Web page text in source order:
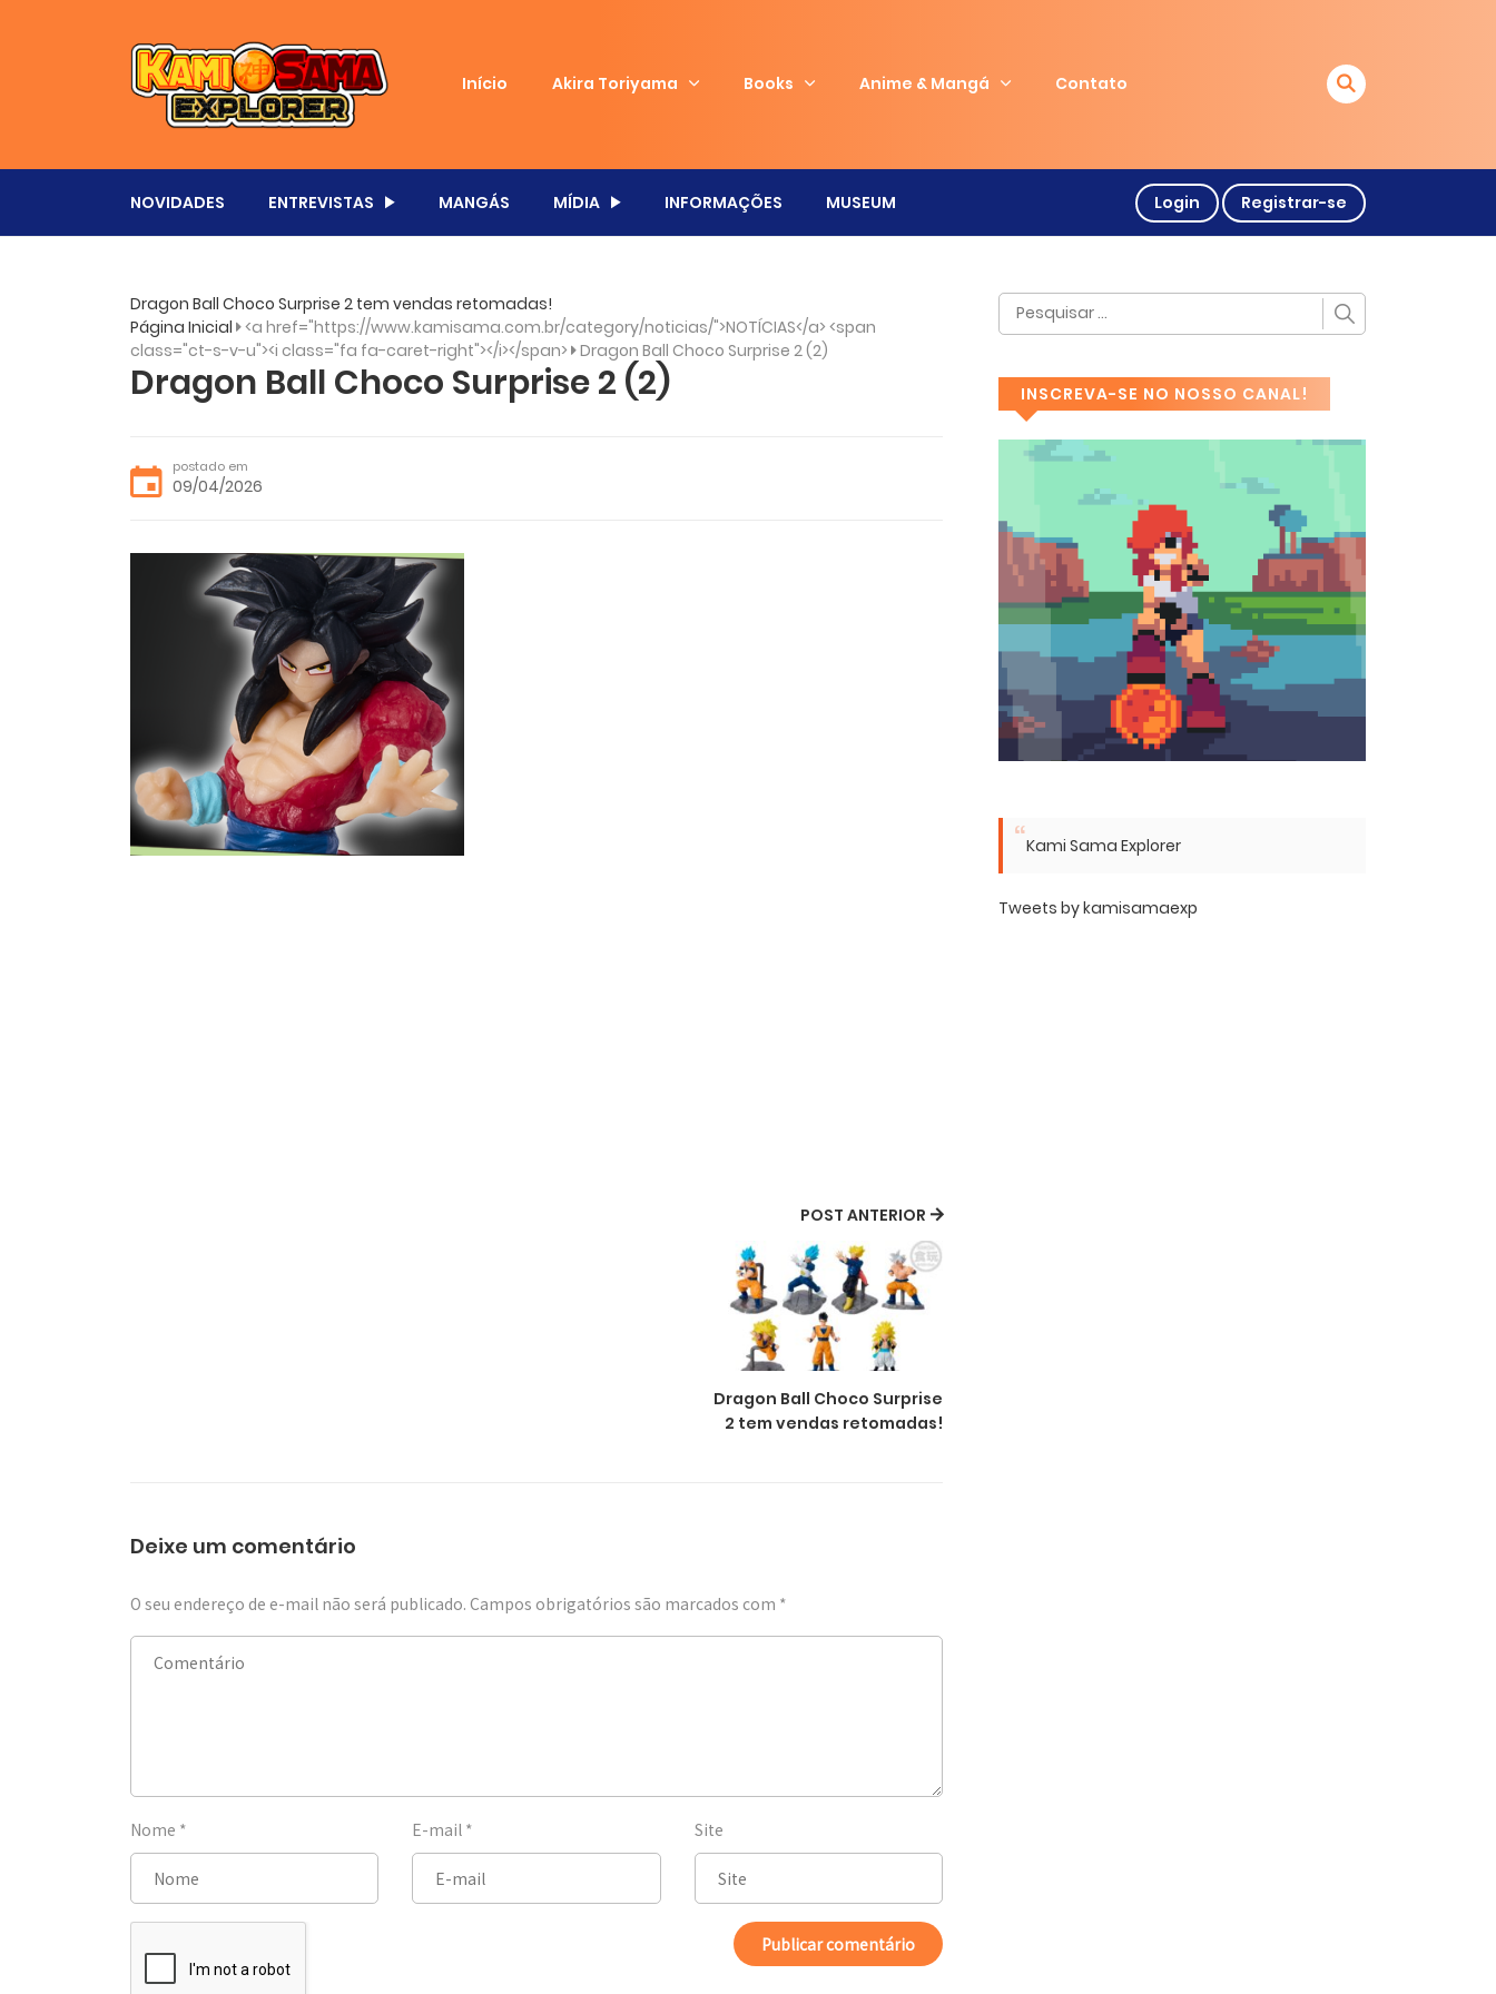
Início Akira Toriyama Books Anime & Mangá Contato
NOVIDADES ENTREVISTAS MANGÁS MÍDIA INFORMAÇÕES MUSEUM Login Registrar-se
Dragon Ball Choco Surprise 2 tem vendas retomadas!
Página Inicial <a href="https://www.kamisama.com.br/category/noticias/">NOTÍCIAS</a> <span
class="ct-s-v-u"><i class="fa fa-caret-right"></i></span> Dragon Ball Choco Surprise 2 (2)
Dragon Ball Choco Surprise 2 (2)
postado em
09/04/2026
POST ANTERIOR
Dragon Ball Choco Surprise
2 tem vendas retomadas!
Deixe um comentário
O seu endereço de e-mail não será publicado. Campos obrigatórios são marcados com *
Nome * E-mail * Site
INSCREVA-SE NO NOSSO CANAL!
Kami Sama Explorer
Tweets by kamisamaexp